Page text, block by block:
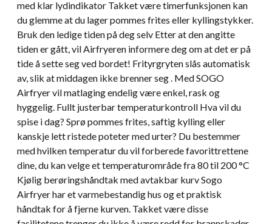
med klar lydindikator Takket være timerfunksjonen kan
du glemme at du lager pommes frites eller kyllingstykker.
Bruk den ledige tiden på deg selv Etter at den angitte
tiden er gått, vil Airfryeren informere deg om at det er på
tide å sette seg ved bordet! Frityrgryten slås automatisk
av, slik at middagen ikke brenner seg . Med SOGO
Airfryer vil matlaging endelig være enkel, rask og
hyggelig. Fullt justerbar temperaturkontroll Hva vil du
spise i dag? Sprø pommes frites, saftig kylling eller
kanskje lett ristede poteter med urter? Du bestemmer
med hvilken temperatur du vil forberede favorittrettene
dine, du kan velge et temperaturområde fra 80 til 200 °C
Kjølig berøringshåndtak med avtakbar kurv Sogo
Airfryer har et varmebestandig hus og et praktisk
håndtak for å fjerne kurven. Takket være disse